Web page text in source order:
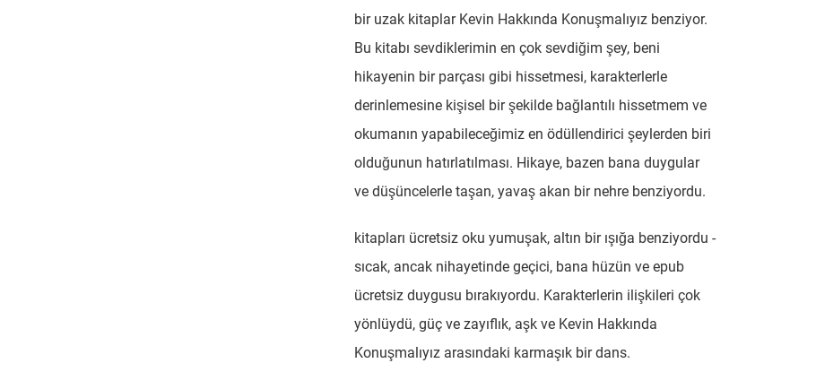
bir uzak kitaplar Kevin Hakkında Konuşmalıyız benziyor.
Bu kitabı sevdiklerimin en çok sevdiğim şey, beni
hikayenin bir parçası gibi hissetmesi, karakterlerle
derinlemesine kişisel bir şekilde bağlantılı hissetmem ve
okumanın yapabileceğimiz en ödüllendirici şeylerden biri
olduğunun hatırlatılması. Hikaye, bazen bana duygular
ve düşüncelerle taşan, yavaş akan bir nehre benziyordu.
kitapları ücretsiz oku yumuşak, altın bir ışığa benziyordu -
sıcak, ancak nihayetinde geçici, bana hüzün ve epub
ücretsiz duygusu bırakıyordu. Karakterlerin ilişkileri çok
yönlüydü, güç ve zayıflık, aşk ve Kevin Hakkında
Konuşmalıyız arasındaki karmaşık bir dans.